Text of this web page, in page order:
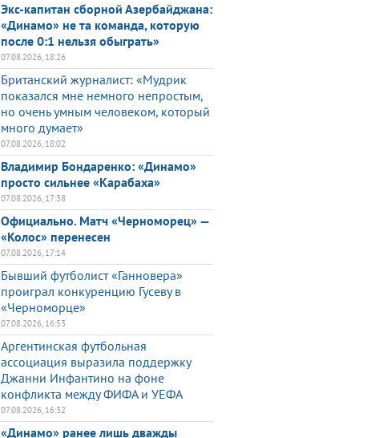
Экс-капитан сборной Азербайджана:
«Динамо» не та команда, которую
после 0:1 нельзя обыграть»
07.08.2026, 18:26
Британский журналист: «Мудрик
показался мне немного непростым,
но очень умным человеком, который
много думает»
07.08.2026, 18:02
Владимир Бондаренко: «Динамо»
просто сильнее «Карабаха»
07.08.2026, 17:38
Официально. Матч «Черноморец» —
«Колос» перенесен
07.08.2026, 17:14
Бывший футболист «Ганновера»
проиграл конкуренцию Гусеву в
«Черноморце»
07.08.2026, 16:53
Аргентинская футбольная
ассоциация выразила поддержку
Джанни Инфантино на фоне
конфликта между ФИФА и УЕФА
07.08.2026, 16:32
«Динамо» ранее лишь дважды